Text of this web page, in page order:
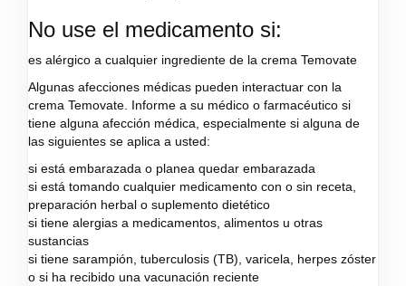
No use el medicamento si:
es alérgico a cualquier ingrediente de la crema Temovate
Algunas afecciones médicas pueden interactuar con la
crema Temovate. Informe a su médico o farmacéutico si
tiene alguna afección médica, especialmente si alguna de
las siguientes se aplica a usted:
si está embarazada o planea quedar embarazada
si está tomando cualquier medicamento con o sin receta,
preparación herbal o suplemento dietético
si tiene alergias a medicamentos, alimentos u otras
sustancias
si tiene sarampión, tuberculosis (TB), varicela, herpes zóster
o si ha recibido una vacunación reciente